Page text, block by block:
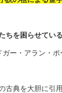
たちを困らせてい
ガー・アラン・
古典を大胆に引